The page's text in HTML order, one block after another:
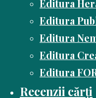
Editura
Editura
Editura
Editura
Editura
Recenzii cărți